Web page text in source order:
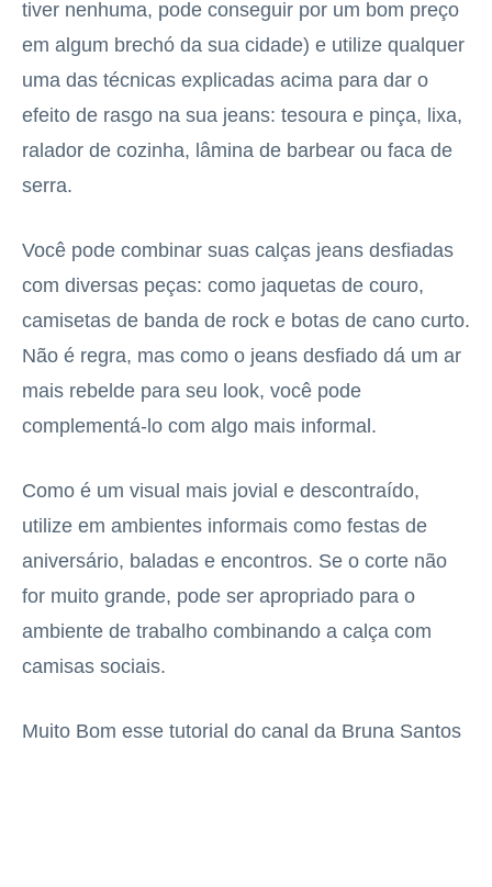
tiver nenhuma, pode conseguir por um bom preço
em algum brechó da sua cidade) e utilize qualquer
uma das técnicas explicadas acima para dar o
efeito de rasgo na sua jeans: tesoura e pinça, lixa,
ralador de cozinha, lâmina de barbear ou faca de
serra.
Você pode combinar suas calças jeans desfiadas
com diversas peças: como jaquetas de couro,
camisetas de banda de rock e botas de cano curto.
Não é regra, mas como o jeans desfiado dá um ar
mais rebelde para seu look, você pode
complementá-lo com algo mais informal.
Como é um visual mais jovial e descontraído,
utilize em ambientes informais como festas de
aniversário, baladas e encontros. Se o corte não
for muito grande, pode ser apropriado para o
ambiente de trabalho combinando a calça com
camisas sociais.
Muito Bom esse tutorial do canal da Bruna Santos